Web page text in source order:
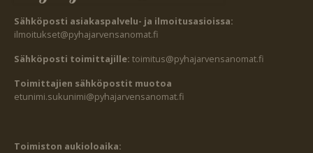
Sähköposti asiakaspalvelu- ja ilmoitusasioissa:
ilmoitukset@pyhajarvensanomat.fi
Sähköposti toimittajille: toimitus@pyhajarvensanomat.fi
Toimittajien sähköpostit muotoa
etunimi.sukunimi@pyhajarvensanomat.fi
Toimiston aukioloaika: